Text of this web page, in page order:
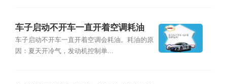
车子启动不开车一直开着空调耗油
吗？
车子启动不开车一直开着空调会耗油。耗油的原
因：夏天开冷气，发动机控制单...